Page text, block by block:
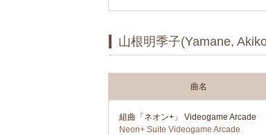
山根明季子(Yamane,
曲名
組曲「ネオン+」 Videogame Arcade
Neon+ Suite Videogame Arcade